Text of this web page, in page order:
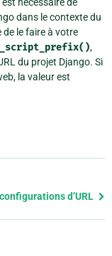
nécessaire de
dans le contexte du
de le faire à votre
,
du projet Django. Si
la valeur est
d’URL